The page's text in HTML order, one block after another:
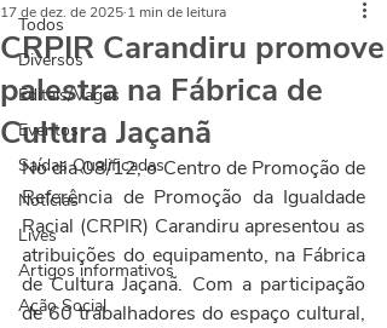
Todos
Diversos
Editais/Vagas
Eventos
Saídas Qualificadas
Notícias
Lives
Artigos informativos
Ação Social
CRPIR Carandiru promove
palestra na Fábrica de
Cultura Jaçanã
17 de dez. de 2025 1 min de leitura
No dia 08/12, o Centro de Promoção de
Referência de Promoção da Igualdade
Racial (CRPIR) Carandiru apresentou as
atribuições do equipamento, na Fábrica
de Cultura Jaçanã. Com a participação
de 60 trabalhadores do espaço cultural,